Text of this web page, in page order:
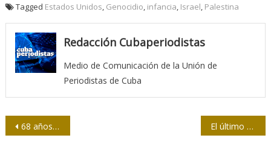
Tagged Estados Unidos Genocidio infancia Israel Palestina
Redacción Cubaperiodistas
Medio de Comunicación de la Unión de
Periodistas de Cuba
Navegación
68 años de Radio Rebelde El último adiós de los libros de bolsillo